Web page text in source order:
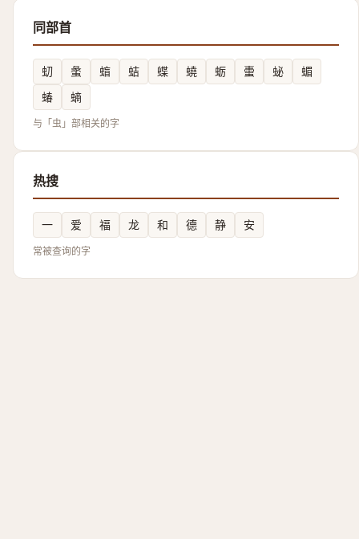
同部首
虭 䗍 䗈 蛣 蝶 蟯 蛎 蟗 䖩
蝞
蝽
螪
与「虫」部相关的字
热搜
一 爱 福 龙 和 德 静 安
常被查询的字